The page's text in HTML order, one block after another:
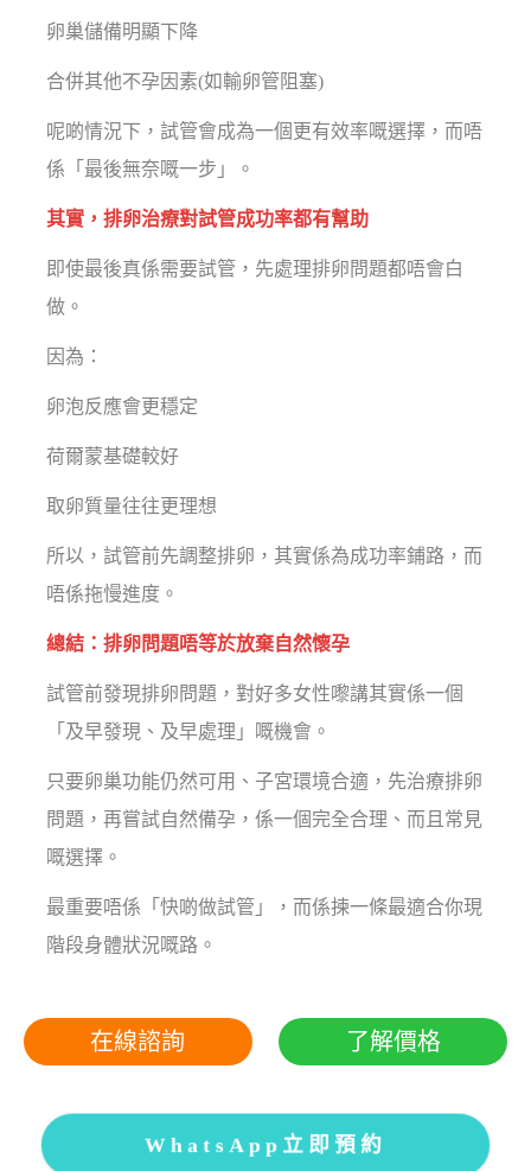
卵巢儲備明顯下降
合併其他不孕因素(如輸卵管阻塞)
呢啲情況下，試管會成為一個更有效率嘅選擇，而唔
係「最後無奈嘅一步」。
其實，排卵治療對試管成功率都有幫助
即使最後真係需要試管，先處理排卵問題都唔會白
做。
因為：
卵泡反應會更穩定
荷爾蒙基礎較好
取卵質量往往更理想
所以，試管前先調整排卵，其實係為成功率鋪路，而
唔係拖慢進度。
總結：排卵問題唔等於放棄自然懷孕
試管前發現排卵問題，對好多女性嚟講其實係一個
「及早發現、及早處理」嘅機會。
只要卵巢功能仍然可用、子宮環境合適，先治療排卵
問題，再嘗試自然備孕，係一個完全合理、而且常見
嘅選擇。
最重要唔係「快啲做試管」，而係揀一條最適合你現
階段身體狀況嘅路。
在線諮詢 了解價格
WhatsApp立即預約